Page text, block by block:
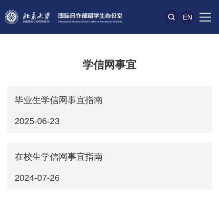
EN
学信网事宜
毕业生学信网事宜指南
2025-06-23
在校生学信网事宜指南
2024-07-26